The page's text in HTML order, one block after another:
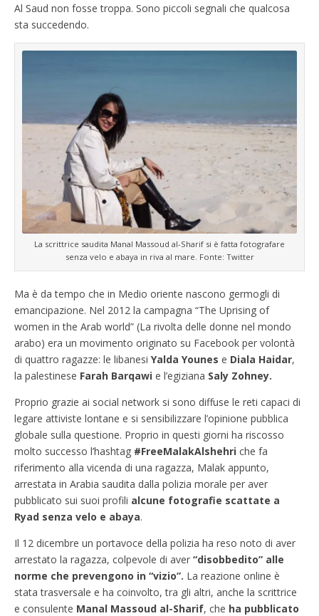
Al Saud non fosse troppa. Sono piccoli segnali che qualcosa
sta succedendo.
La scrittrice saudita Manal Massoud al-Sharif si è fatta fotografare
senza velo e abaya in riva al mare. Fonte: Twitter
Ma è da tempo che in Medio oriente nascono germogli di
emancipazione. Nel 2012 la campagna “The Uprising of
women in the Arab world” (La rivolta delle donne nel mondo
arabo) era un movimento originato su Facebook per volontà
di quattro ragazze: le libanesi Yalda Younes e Diala Haidar,
la palestinese Farah Barqawi e l’egiziana Saly Zohney.
Proprio grazie ai social network si sono diffuse le reti capaci di
legare attiviste lontane e si sensibilizzare l’opinione pubblica
globale sulla questione. Proprio in questi giorni ha riscosso
molto successo l’hashtag #FreeMalakAlshehri che fa
riferimento alla vicenda di una ragazza, Malak appunto,
arrestata in Arabia saudita dalla polizia morale per aver
pubblicato sui suoi profili alcune fotografie scattate a
Ryad senza velo e abaya.
Il 12 dicembre un portavoce della polizia ha reso noto di aver
arrestato la ragazza, colpevole di aver “disobbedito” alle
norme che prevengono in “vizio”. La reazione online è
stata trasversale e ha coinvolto, tra gli altri, anche la scrittrice
e consulente Manal Massoud al-Sharif, che ha pubblicato